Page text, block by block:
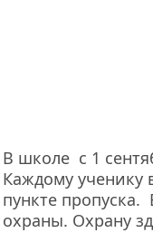
В школе  с 1
Каждому ученику
пункте
охраны. Охрану